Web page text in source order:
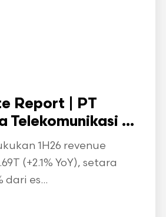
Report | PT
Telekomunikasi ...
1H26 revenue
(+2.1% YoY), setara
dari es...